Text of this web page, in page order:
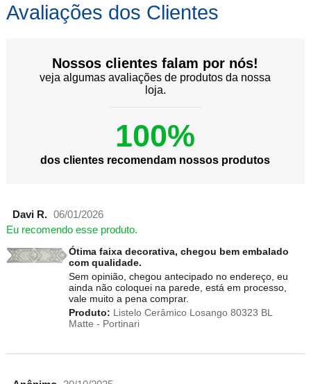
Avaliações dos Clientes
Nossos clientes falam por nós!
veja algumas avaliações de produtos da nossa
loja.
100%
dos clientes recomendam nossos produtos
Davi R. 06/01/2026
Eu recomendo esse produto.
Ótima faixa decorativa, chegou bem embalado
com qualidade.
Sem opinião, chegou antecipado no endereço, eu
ainda não coloquei na parede, está em processo,
vale muito a pena comprar.
Produto: Listelo Cerâmico Losango 80323 BL
Matte - Portinari